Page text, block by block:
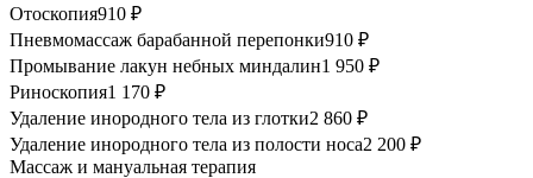
Отоскопия910 ₽
Пневмомассаж барабанной перепонки910 ₽
Промывание лакун небных миндалин1 950 ₽
Риноскопия1 170 ₽
Удаление инородного тела из глотки2 860 ₽
Удаление инородного тела из полости носа2 200 ₽
Массаж и мануальная терапия